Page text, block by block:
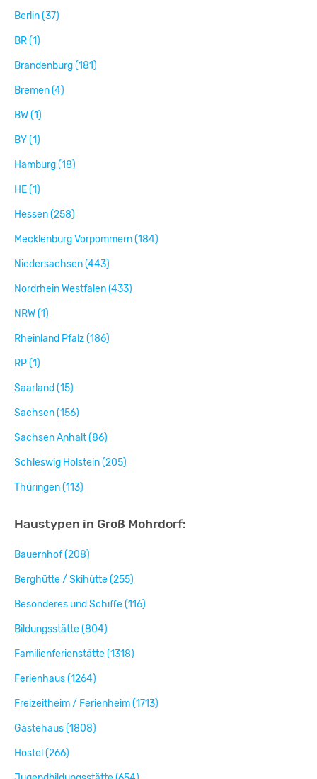
Berlin (37)
BR (1)
Brandenburg (181)
Bremen (4)
BW (1)
BY (1)
Hamburg (18)
HE (1)
Hessen (258)
Mecklenburg Vorpommern (184)
Niedersachsen (443)
Nordrhein Westfalen (433)
NRW (1)
Rheinland Pfalz (186)
RP (1)
Saarland (15)
Sachsen (156)
Sachsen Anhalt (86)
Schleswig Holstein (205)
Thüringen (113)
Haustypen in Groß Mohrdorf:
Bauernhof (208)
Berghütte / Skihütte (255)
Besonderes und Schiffe (116)
Bildungsstätte (804)
Familienferienstätte (1318)
Ferienhaus (1264)
Freizeitheim / Ferienheim (1713)
Gästehaus (1808)
Hostel (266)